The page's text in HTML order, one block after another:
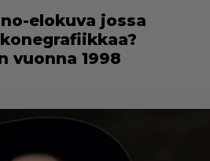
elokuva jossa
vuonna 1998